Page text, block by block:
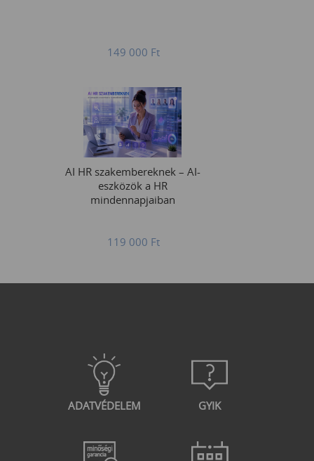
149 000 Ft
AI HR szakembereknek – AI-
eszközök a HR
mindennapjaiban
119 000 Ft
ADATVÉDELEM GYIK